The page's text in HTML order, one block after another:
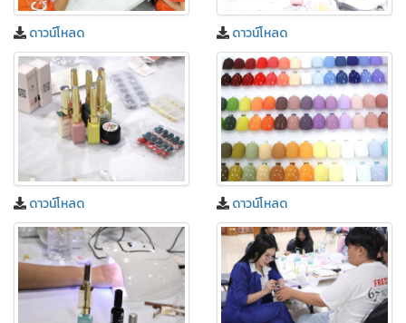
ดาวน์โหลด ดาวน์โหลด
ดาวน์โหลด ดาวน์โหลด